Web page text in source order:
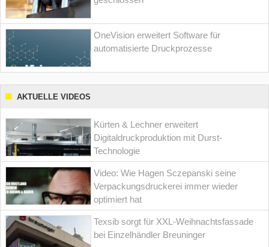
OneVision erweitert Software für
automatisierte Druckprozesse
AKTUELLE VIDEOS
Kürten & Lechner erweitert
Digitaldruckproduktion mit Durst-
Technologie
Video: Wie Hagen Sczepanski seine
Verpackungsdruckerei immer wieder
optimiert hat
Texsib sorgt für XXL-Weihnachtsfassade
bei Einzelhändler Breuninger